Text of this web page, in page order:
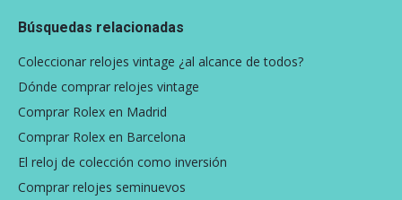
Búsquedas relacionadas
Coleccionar relojes vintage ¿al alcance de todos?
Dónde comprar relojes vintage
Comprar Rolex en Madrid
Comprar Rolex en Barcelona
El reloj de colección como inversión
Comprar relojes seminuevos